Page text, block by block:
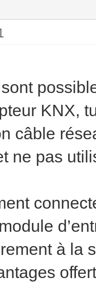
KNX,
câble
ne pas
à la